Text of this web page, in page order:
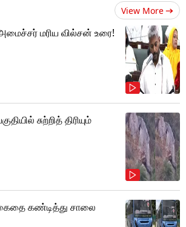
View More
மரிய வில்சன் உரை!
சுற்றித் திரியும்
கண்டித்து சாலை